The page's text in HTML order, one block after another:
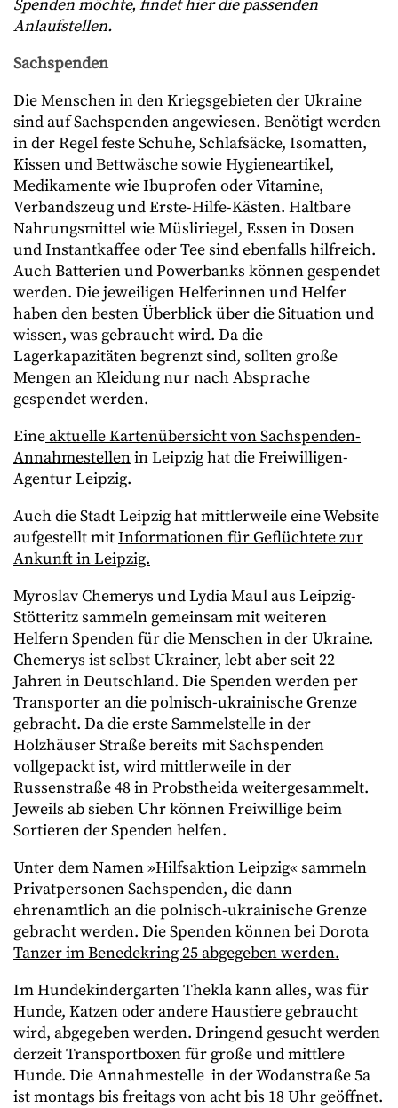
Spenden möchte, findet hier die passenden
Anlaufstellen.
Sachspenden
Die Menschen in den Kriegsgebieten der Ukraine
sind auf Sachspenden angewiesen. Benötigt werden
in der Regel feste Schuhe, Schlafsäcke, Isomatten,
Kissen und Bettwäsche sowie Hygieneartikel,
Medikamente wie Ibuprofen oder Vitamine,
Verbandszeug und Erste-Hilfe-Kästen. Haltbare
Nahrungsmittel wie Müsliriegel, Essen in Dosen
und Instantkaffee oder Tee sind ebenfalls hilfreich.
Auch Batterien und Powerbanks können gespendet
werden. Die jeweiligen Helferinnen und Helfer
haben den besten Überblick über die Situation und
wissen, was gebraucht wird. Da die
Lagerkapazitäten begrenzt sind, sollten große
Mengen an Kleidung nur nach Absprache
gespendet werden.
Eineaktuelle Kartenübersicht von Sachspenden-
Annahmestellenin Leipzig hat die Freiwilligen-
Agentur Leipzig.
Auch die Stadt Leipzig hat mittlerweile eine Website
aufgestellt mitInformationen für Geflüchtete zur
Ankunft in Leipzig.
Myroslav Chemerys und Lydia Maul aus Leipzig-
Stötteritz sammeln gemeinsam mit weiteren
Helfern Spenden für die Menschen in der Ukraine.
Chemerys ist selbst Ukrainer, lebt aber seit 22
Jahren in Deutschland. Die Spenden werden per
Transporter an die polnisch-ukrainische Grenze
gebracht. Da die erste Sammelstelle in der
Holzhäuser Straße bereits mit Sachspenden
vollgepackt ist, wird mittlerweile in der
Russenstraße 48 in Probstheida weitergesammelt.
Jeweils ab sieben Uhr können Freiwillige beim
Sortieren der Spenden helfen.
Unter dem Namen »Hilfsaktion Leipzig« sammeln
Privatpersonen Sachspenden, die dann
ehrenamtlich an die polnisch-ukrainische Grenze
gebracht werden. Die Spenden können bei Dorota
Tanzer im Benedekring 25 abgegeben werden.
Im Hundekindergarten Thekla kann alles, was für
Hunde, Katzen oder andere Haustiere gebraucht
wird, abgegeben werden. Dringend gesucht werden
derzeit Transportboxen für große und mittlere
Hunde. Die Annahmestelle in der Wodanstraße 5a
ist montags bis freitags von acht bis 18 Uhr geöffnet.